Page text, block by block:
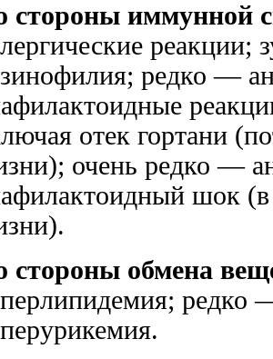
стороны иммунной
реакции;
редко —
отек гортани
очень редко —
шок
стороны обмена
редко